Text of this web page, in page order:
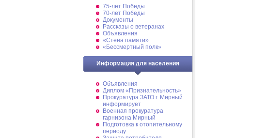
75-лет Победы
70-лет Победы
Документы
Рассказы о ветеранах
Объявления
«Стена памяти»
«Бессмертный полк»
Информация для населения
Объявления
Диплом «Признательность»
Прокуратура ЗАТО г. Мирный
информирует
Военная прокуратура
гарнизона Мирный
Подготовка к отопительному
периоду